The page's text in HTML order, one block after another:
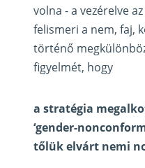
volna - a vezérelve
felismeri a nem, faj,
történő
figyelmét, hogy
a stratégia
‘gender-
tőlük elvárt nemi